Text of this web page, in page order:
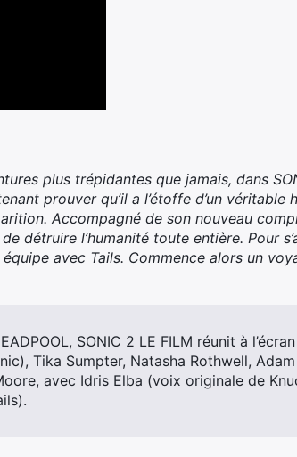
plus trépidantes que jamais, dans
prouver qu’il a l’étoffe d’un véritable
Accompagné de son nouveau
détruire l’humanité toute entière. Pour
avec Tails. Commence alors un
SONIC 2 LE FILM réunit à
Tika Sumpter, Natasha Rothwell,
avec Idris Elba (voix originale de